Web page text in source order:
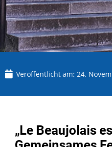
Veröffentlicht am: 24.
„Le Beaujolais